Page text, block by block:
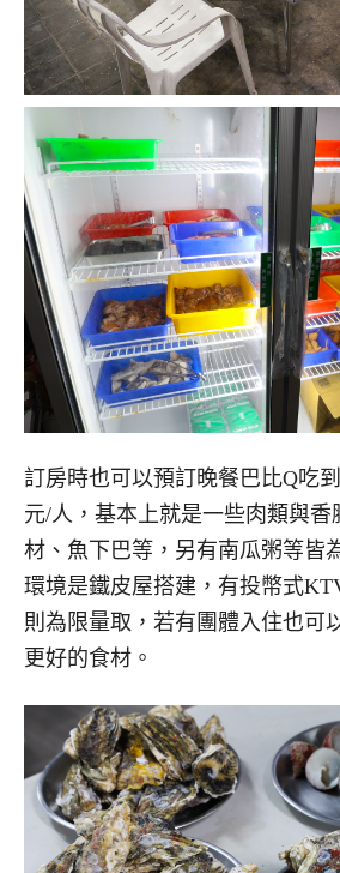
訂房時也可以預訂晚餐巴比Q吃
元/人，基本上就是一些肉類與香
材、魚下巴等，另有南瓜粥等皆
環境是鐵皮屋搭建，有投幣式
則為限量取，若有團體入住也可
更好的食材。